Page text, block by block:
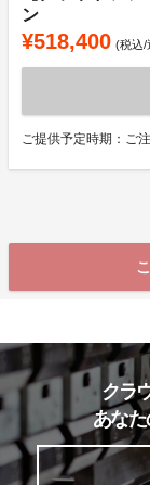
ン
¥518,400 (税込/
ご提供予定時期：ご
クラ
あな